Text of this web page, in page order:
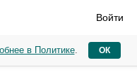
Войти
в Политике. ОК